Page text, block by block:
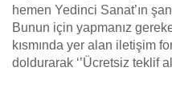
hemen Yedinci Sanat’ın
Bunun için yapmanız
kısmında yer alan iletişim
doldurarak ‘’Ücretsiz teklif